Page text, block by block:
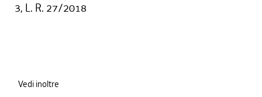
3, L. R. 27/2018
Vedi inoltre